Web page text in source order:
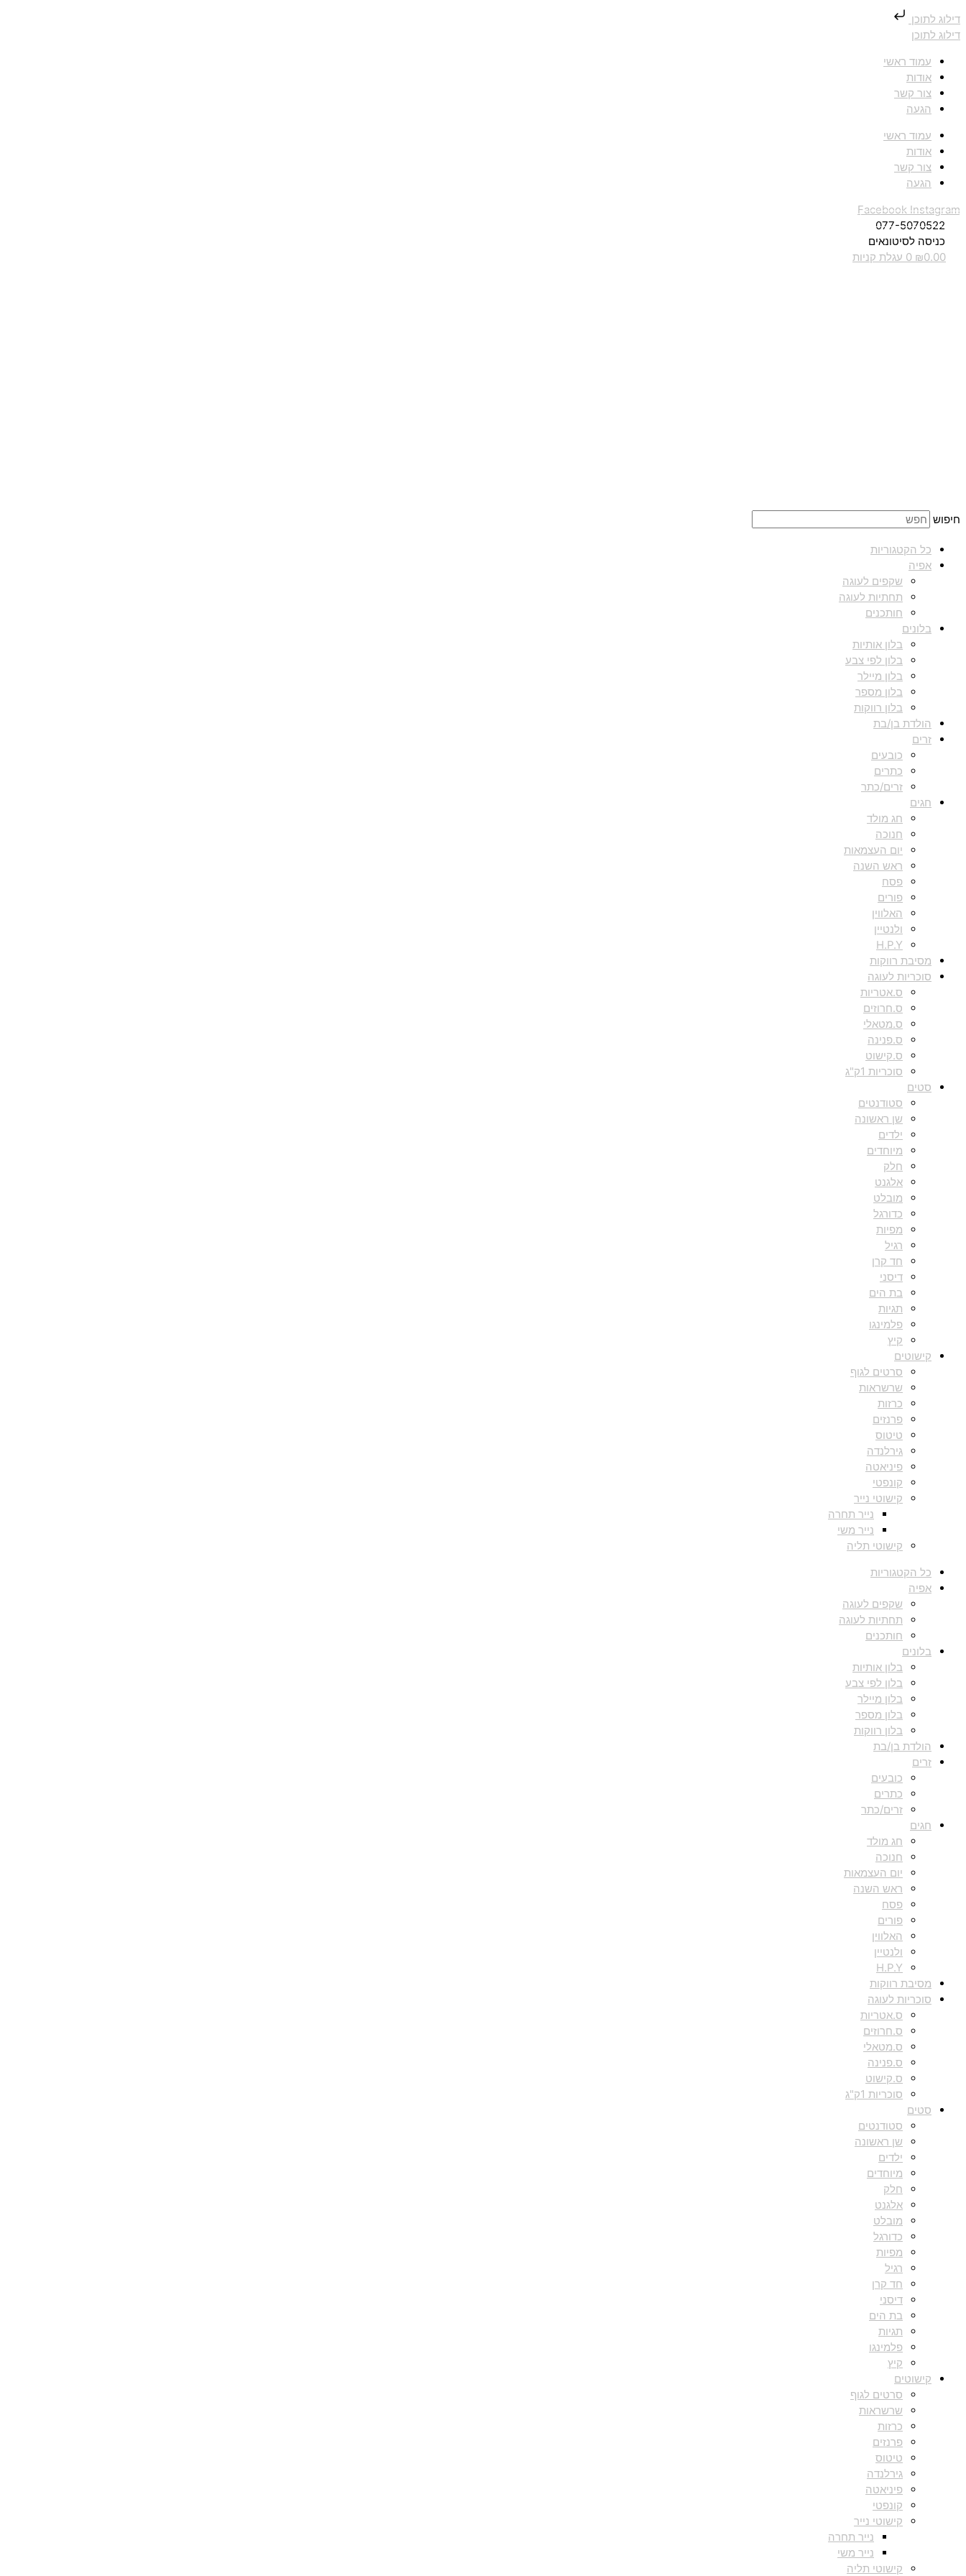
דילוג לתוכן
דילוג לתוכן
עמוד ראשי
אודות
צור קשר
הגעה
עמוד ראשי
אודות
צור קשר
הגעה
Facebook Instagram
077-5070522
כניסה לסיטונאים
₪0.00
0 עגלת קניות
חיפוש
כל הקטגוריות
אפיה
שקפים לעוגה
תחתיות לעוגה
חותכנים
בלונים
בלון אותיות
בלון לפי צבע
בלון מיילר
בלון מספר
בלון רווקות
הולדת בן/בת
זרים
כובעים
כתרים
זרים/כתר
חגים
חג מולד
חנוכה
יום העצמאות
ראש השנה
פסח
פורים
האלווין
ולנטיין
H.P.Y
מסיבת רווקות
סוכריות לעוגה
ס.אטריות
ס.חרוזים
ס.מטאלי
ס.פנינה
ס.קישוט
סוכריות 1ק"ג
סטים
סטודנטים
שן ראשונה
ילדים
מיוחדים
חלק
אלגנט
מובלט
כדורגל
מפיות
רגיל
חד קרן
דיסני
בת הים
תגיות
פלמינגו
קיץ
קישוטים
סרטים לגוף
שרשראות
כרזות
פרנזים
טיטוס
גירלנדה
פיניאטה
קונפטי
קישוטי נייר
נייר תחרה
נייר משי
קישוטי תליה
כל הקטגוריות
אפיה
שקפים לעוגה
תחתיות לעוגה
חותכנים
בלונים
בלון אותיות
בלון לפי צבע
בלון מיילר
בלון מספר
בלון רווקות
הולדת בן/בת
זרים
כובעים
כתרים
זרים/כתר
חגים
חג מולד
חנוכה
יום העצמאות
ראש השנה
פסח
פורים
האלווין
ולנטיין
H.P.Y
מסיבת רווקות
סוכריות לעוגה
ס.אטריות
ס.חרוזים
ס.מטאלי
ס.פנינה
ס.קישוט
סוכריות 1ק"ג
סטים
סטודנטים
שן ראשונה
ילדים
מיוחדים
חלק
אלגנט
מובלט
כדורגל
מפיות
רגיל
חד קרן
דיסני
בת הים
תגיות
פלמינגו
קיץ
קישוטים
סרטים לגוף
שרשראות
כרזות
פרנזים
טיטוס
גירלנדה
פיניאטה
קונפטי
קישוטי נייר
נייר תחרה
נייר משי
קישוטי תליה